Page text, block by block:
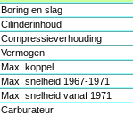
Boring en slag
Cilinderinhoud
Compressieverhouding
Vermogen
Max. koppel
Max. snelheid 1967-1971
Max. snelheid vanaf 1971
Carburateur